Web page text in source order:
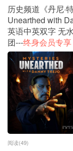
历史频道《丹尼·
Unearthed with
英语中英双字 无
团---终身会员专享
阅读(49)